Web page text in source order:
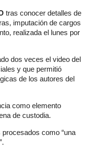
tras conocer detalles de
imputación de cargos
realizada el lunes por
dos veces el video del
y que permitió
de los autores del
como elemento
de custodia.
como “una